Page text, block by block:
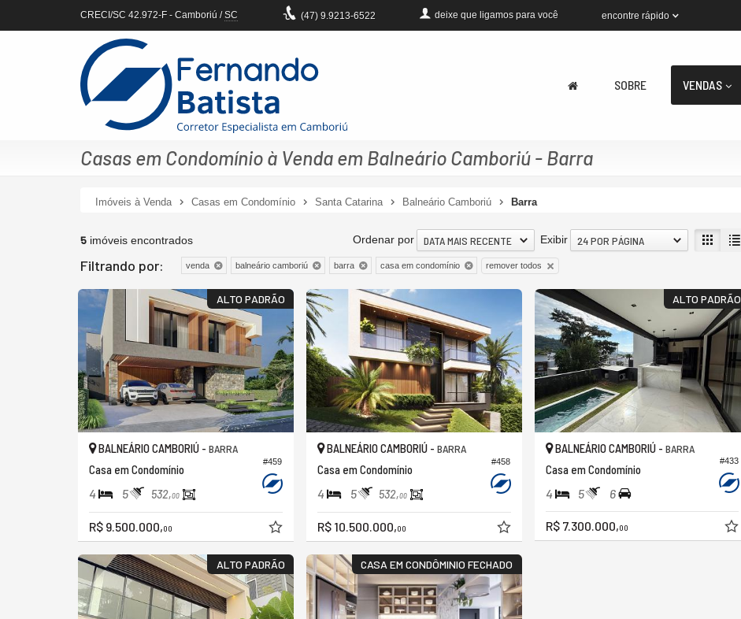
CRECI/SC 42.972-F - Camboriú /SC (47) 9.9213-6522 deixe que ligamos para você encontre rápido
SOBRE VENDAS
Casas em Condomínio à Venda em Balneário Camboriú - Barra
Imóveis à Venda Casas em Condomínio Santa Catarina Balneário Camboriú Barra
5 imóveis encontrados Exibir 24 POR PÁGINA
Ordenar por DATA MAIS RECENTE
Filtrando por: venda balneário camboriú barra casa em condomínio remover todos
ALTO PADRÃO
#459
BALNEÁRIO CAMBORIÚ - BARRA
Casa em Condomínio
4 5 532,00
R$ 9.500.000,00
#458
BALNEÁRIO CAMBORIÚ - BARRA
Casa em Condomínio
4 5 532,00
R$ 10.500.000,00
ALTO PADRÃO
#433
BALNEÁRIO CAMBORIÚ - BARRA
Casa em Condomínio
4 5 6
R$ 7.300.000,00
ALTO PADRÃO CASA EM CONDÔMINIO FECHADO